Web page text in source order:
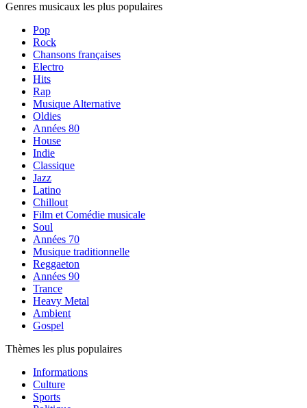
Genres musicaux les plus populaires
Pop
Rock
Chansons françaises
Electro
Hits
Rap
Musique Alternative
Oldies
Années 80
House
Indie
Classique
Jazz
Latino
Chillout
Film et Comédie musicale
Soul
Années 70
Musique traditionnelle
Reggaeton
Années 90
Trance
Heavy Metal
Ambient
Gospel
Thèmes les plus populaires
Informations
Culture
Sports